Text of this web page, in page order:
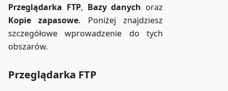
Przeglądarka FTP, Bazy danych oraz
Kopie zapasowe. Poniżej znajdziesz
szczegółowe wprowadzenie do tych
obszarów.
Przeglądarka FTP